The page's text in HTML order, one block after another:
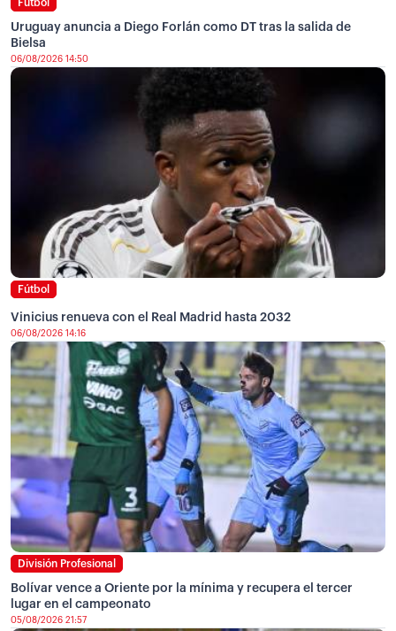
Fútbol
Uruguay anuncia a Diego Forlán como DT tras la salida de
Bielsa
06/08/2026 14:50
Fútbol
Vinicius renueva con el Real Madrid hasta 2032
06/08/2026 14:16
División Profesional
Bolívar vence a Oriente por la mínima y recupera el tercer
lugar en el campeonato
05/08/2026 21:57